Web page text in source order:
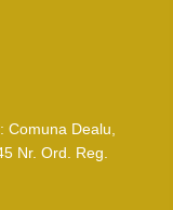
Comuna Dealu,
Nr. Ord. Reg.